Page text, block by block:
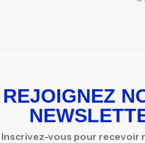
REJOIGNEZ
Inscrivez-vous pour recevoir